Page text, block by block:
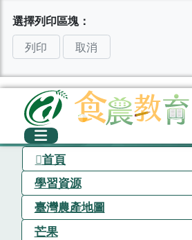
選擇列印區塊：
列印
取消
首頁
學習資源
臺灣農產地圖
芒果